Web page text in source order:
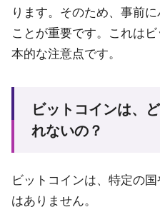
ります。そのため、事前
ことが重要です。これは
本的な注意点です。
ビットコインは、
れないの？
ビットコインは、特定の
はありません。